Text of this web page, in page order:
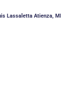
Lassaletta Atienza,